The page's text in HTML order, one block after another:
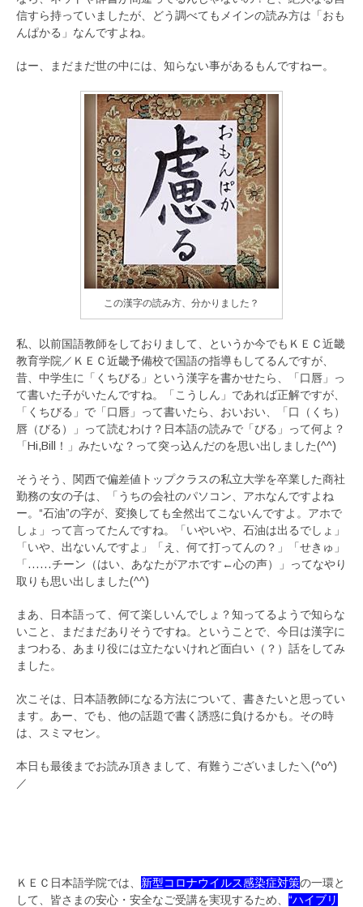
信すら持っていましたが、どう調べてもメインの読み方は「おも
んぱかる」なんですよね。
はー、まだまだ世の中には、知らない事があるもんですねー。
この漢字の読み方、分かりました？
私、以前国語教師をしておりまして、というか今でもＫＥＣ近畿
教育学院／ＫＥＣ近畿予備校で国語の指導もしてるんですが、
昔、中学生に「くちびる」という漢字を書かせたら、「口唇」っ
て書いた子がいたんですね。「こうしん」であれば正解ですが、
「くちびる」で「口唇」って書いたら、おいおい、「口（くち）
唇（びる）」って読むわけ？日本語の読みで「びる」って何よ？
「Hi,Bill！」みたいな？って突っ込んだのを思い出しました(^^)
そうそう、関西で偏差値トップクラスの私立大学を卒業した商社
勤務の女の子は、「うちの会社のパソコン、アホなんですよね
ー。“石油”の字が、変換しても全然出てこないんですよ。アホで
しょ」って言ってたんですね。「いやいや、石油は出るでしょ」
「いや、出ないんですよ」「え、何て打ってんの？」「せきゅ」
「……チーン（はい、あなたがアホです←心の声）」ってなやり
取りも思い出しました(^^)
まあ、日本語って、何て楽しいんでしょ？知ってるようで知らな
いこと、まだまだありそうですね。ということで、今日は漢字に
まつわる、あまり役には立たないけれど面白い（？）話をしてみ
ました。
次こそは、日本語教師になる方法について、書きたいと思ってい
ます。あー、でも、他の話題で書く誘惑に負けるかも。その時
は、スミマセン。
本日も最後までお読み頂きまして、有難うございました＼(^o^)
／
ＫＥＣ日本語学院では、 新型コロナウイルス感染症対策の一環と
して、皆さまの安心・安全なご受講を実現するため、 “ハイブリ